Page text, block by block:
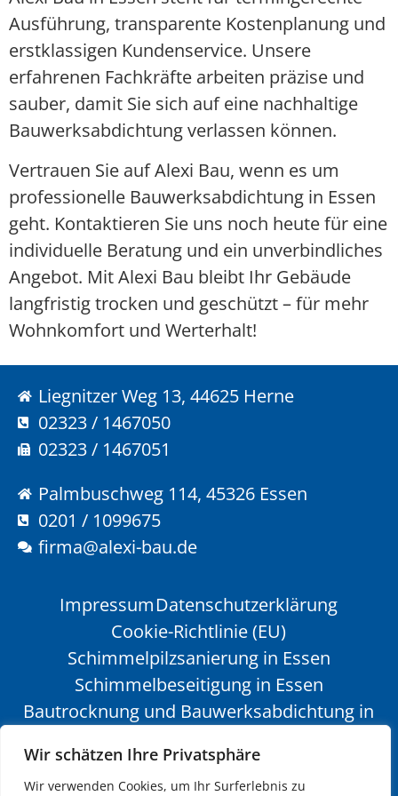
Wir schätzen Ihre Privatsphäre
Wir verwenden Cookies, um Ihr Surferlebnis zu
Ausführung, transparente Kostenplanung und
erstklassigen Kundenservice. Unsere
erfahrenen Fachkräfte arbeiten präzise und
sauber, damit Sie sich auf eine nachhaltige
Bauwerksabdichtung verlassen können.
Vertrauen Sie auf Alexi Bau, wenn es um
professionelle Bauwerksabdichtung in Essen
geht. Kontaktieren Sie uns noch heute für eine
individuelle Beratung und ein unverbindliches
Angebot. Mit Alexi Bau bleibt Ihr Gebäude
langfristig trocken und geschützt – für mehr
Wohnkomfort und Werterhalt!
Liegnitzer Weg 13, 44625 Herne
02323 / 1467050
02323 / 1467051
Palmbuschweg 114, 45326 Essen
0201 / 1099675
firma@alexi-bau.de
ImpressumDatenschutzerklärung
Cookie-Richtlinie (EU)
Schimmelpilzsanierung in Essen
Schimmelbeseitigung in Essen
Bautrocknung und Bauwerksabdichtung in
Bautrockner mieten in Essen